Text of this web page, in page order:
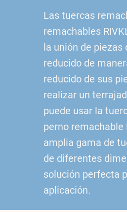
Las tuercas
remachables
la unión de piezas
reducido de
reducido de sus
realizar un
puede usar la
perno remachable
amplia gama de
de diferentes
solución perfecta
aplicación.